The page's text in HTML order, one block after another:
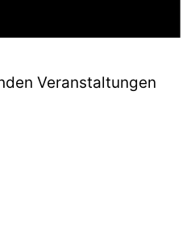
Veranstaltungen